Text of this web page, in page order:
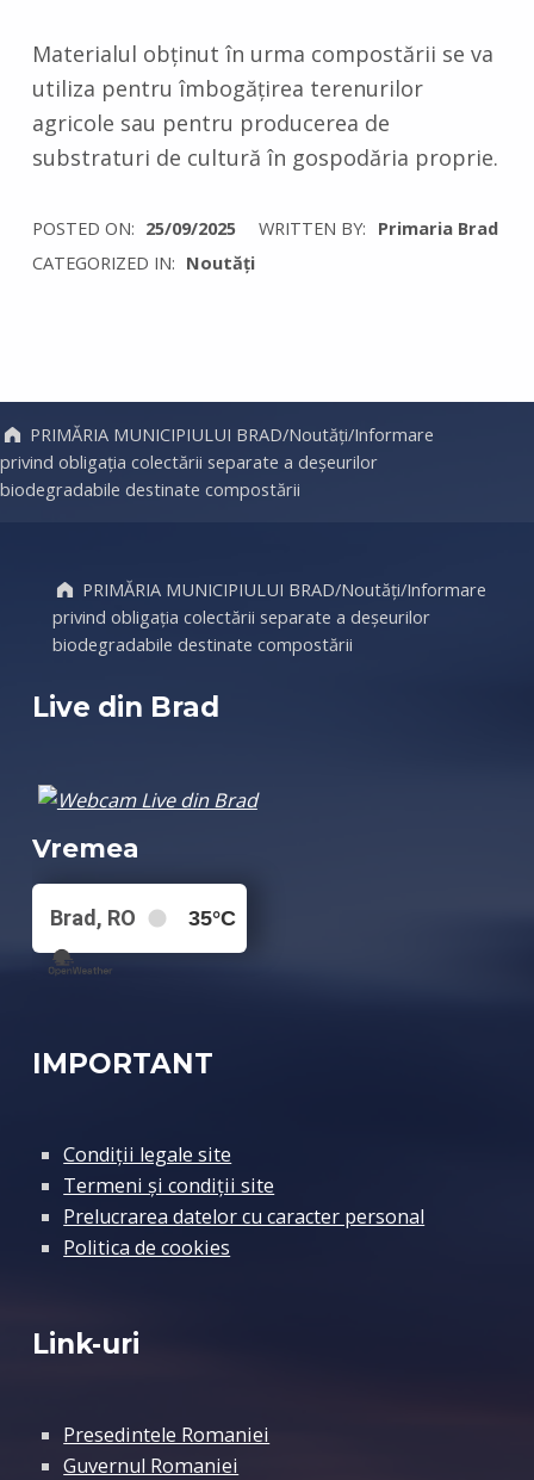
Materialul obținut în urma compostării se va
utiliza pentru îmbogățirea terenurilor
agricole sau pentru producerea de
substraturi de cultură în gospodăria proprie.
POSTED ON: 25/09/2025 WRITTEN BY: Primaria Brad
CATEGORIZED IN: Noutăți
PRIMĂRIA MUNICIPIULUI BRAD/Noutăți/Informare
privind obligația colectării separate a deșeurilor
biodegradabile destinate compostării
PRIMĂRIA MUNICIPIULUI BRAD/Noutăți/Informare
privind obligația colectării separate a deșeurilor
biodegradabile destinate compostării
Live din Brad
Vremea
Brad, RO 35°C
IMPORTANT
Condiții legale site
Termeni și condiții site
Prelucrarea datelor cu caracter personal
Politica de cookies
Link-uri
Presedintele Romaniei
Guvernul Romaniei